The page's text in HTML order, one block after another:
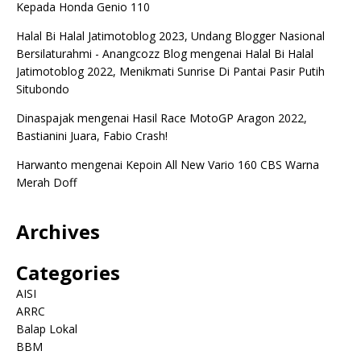
Kepada Honda Genio 110
Halal Bi Halal Jatimotoblog 2023, Undang Blogger Nasional
Bersilaturahmi - Anangcozz Blogmengenai Halal Bi Halal
Jatimotoblog 2022, Menikmati Sunrise Di Pantai Pasir Putih
Situbondo
Dinaspajak mengenai Hasil Race MotoGP Aragon 2022,
Bastianini Juara, Fabio Crash!
Harwanto mengenai Kepoin All New Vario 160 CBS Warna
Merah Doff
Archives
Categories
AISI
ARRC
Balap Lokal
BBM